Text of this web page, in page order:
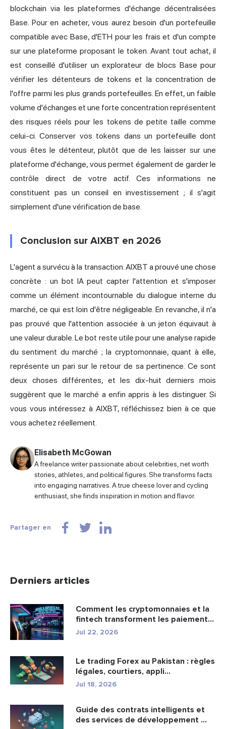
blockchain via les plateformes d'échange décentralisées
Base. Pour en acheter, vous aurez besoin d'un portefeuille
compatible avec Base, d'ETH pour les frais et d'un compte
sur une plateforme proposant le token. Avant tout achat, il
est conseillé d'utiliser un explorateur de blocs Base pour
vérifier les détenteurs de tokens et la concentration de
l'offre parmi les plus grands portefeuilles. En effet, un faible
volume d'échanges et une forte concentration représentent
des risques réels pour les tokens de petite taille comme
celui-ci. Conserver vos tokens dans un portefeuille dont
vous êtes le détenteur, plutôt que de les laisser sur une
plateforme d'échange, vous permet également de garder le
contrôle direct de votre actif. Ces informations ne
constituent pas un conseil en investissement ; il s'agit
simplement d'une vérification de base.
Conclusion sur AIXBT en 2026
L'agent a survécu à la transaction. AIXBT a prouvé une chose
concrète : un bot IA peut capter l'attention et s'imposer
comme un élément incontournable du dialogue interne du
marché, ce qui est loin d'être négligeable. En revanche, il n'a
pas prouvé que l'attention associée à un jeton équivaut à
une valeur durable. Le bot reste utile pour une analyse rapide
du sentiment du marché ; la cryptomonnaie, quant à elle,
représente un pari sur le retour de sa pertinence. Ce sont
deux choses différentes, et les dix-huit derniers mois
suggèrent que le marché a enfin appris à les distinguer. Si
vous vous intéressez à AIXBT, réfléchissez bien à ce que
vous achetez réellement.
Elisabeth McGowan
A freelance writer passionate about celebrities, net worth
stories, athletes, and political figures. She transforms facts
into engaging narratives. A true cheese lover and cycling
enthusiast, she finds inspiration in motion and flavor.
Partager en
Derniers articles
Comment les cryptomonnaies et la
fintech transforment les paiement...
Jul 22, 2026
Le trading Forex au Pakistan : règles
légales, courtiers, appli...
Jul 18, 2026
Guide des contrats intelligents et
des services de développement ...